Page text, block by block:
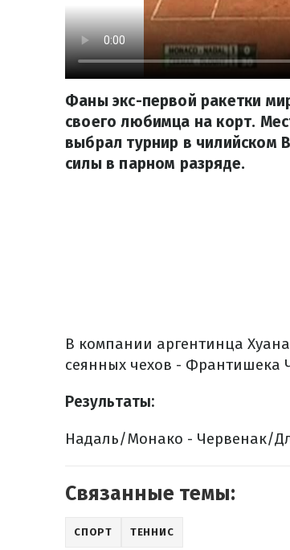
Фаны экс-первой ракетки
своего любимца на корт.
выбрал турнир в чилийском
силы в парном разряде.
В компании аргентинца
сеянных чехов - Франтишека
Результаты:
Надаль/Монако - Червенак/
Связанные темы:
СПОРТ ТЕННИС